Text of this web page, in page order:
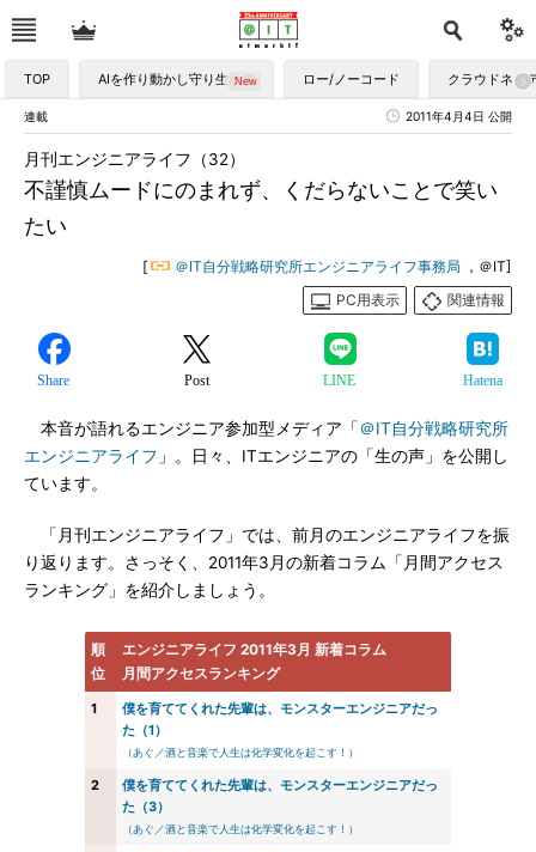
TOP AIを作り動かし守り生かす ロー/ノーコード クラウドネイ
連載 2011年4月4日 公開
不謹慎ムードにのまれず、くだらないことで笑い
たい
月刊エンジニアライフ（32）
[ ＠IT自分戦略研究所エンジニアライフ事務局 ，＠IT]
PC用表示
関連情報
Share Post LINE Hatena
本音が語れるエンジニア参加型メディア「＠IT自分戦略研究所
エンジニアライフ 」。日々、ITエンジニアの「生の声」を公開し
ています。
「月刊エンジニアライフ」では、前月のエンジニアライフを振
り返ります。さっそく、2011年3月の新着コラム「月間アクセス
ランキング」を紹介しましょう。
順
位
エンジニアライフ 2011年3月 新着コラム
月間アクセスランキング
1
僕を育ててくれた先輩は、モンスターエンジニアだっ
た（1）
（あぐ／酒と音楽で人生は化学変化を起こす！）
2
僕を育ててくれた先輩は、モンスターエンジニアだっ
た（3）
（あぐ／酒と音楽で人生は化学変化を起こす！）